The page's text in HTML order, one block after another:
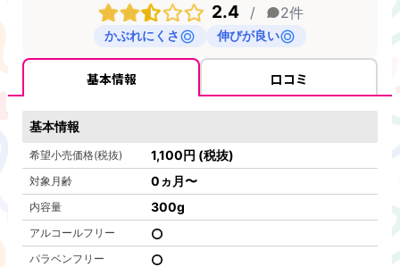
2.4
/ 2件
かぶれにくさ 伸びが良い
基本情報 口コミ
基本情報
希望小売価格(税抜) 1,100円 (税抜)
対象月齢 0ヵ月〜
内容量 300g
アルコールフリー
パラベンフリー